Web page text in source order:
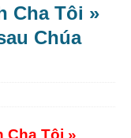
Cha Tôi »
Chúa
Cha Tôi »